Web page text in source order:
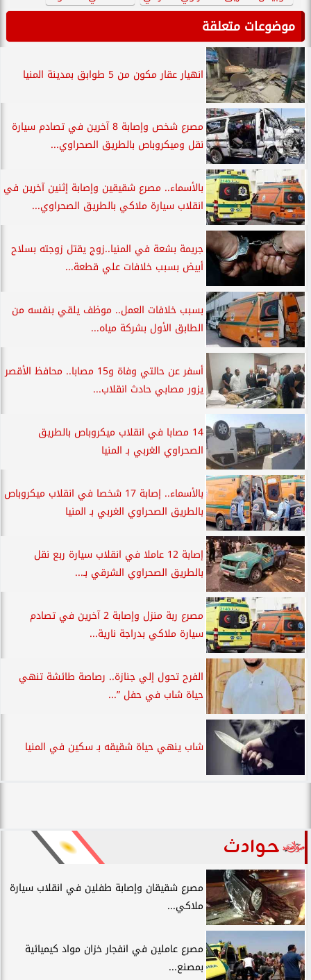
موضوعات متعلقة
انهيار عقار مكون من 5 طوابق بمدينة المنيا
مصرع شخص وإصابة 8 آخرين في تصادم سيارة
نقل وميكروباص بالطريق الصحراوي...
بالأسماء.. مصرع شقيقين وإصابة إثنين آخرين في
انقلاب سيارة ملاكي بالطريق الصحراوي...
جريمة بشعة في المنيا..زوج يقتل زوجته بسلاح
أبيض بسبب خلافات علي قطعة...
بسبب خلافات العمل.. موظف يلقي بنفسه من
الطابق الأول بشركة مياه...
أسفر عن حالتي وفاة و15 مصابا.. محافظ الأقصر
يزور مصابي حادث انقلاب...
14 مصابا في انقلاب ميكروباص بالطريق
الصحراوي الغربي بـ المنيا
بالأسماء.. إصابة 17 شخصا في انقلاب ميكروباص
بالطريق الصحراوي الغربي بـ المنيا
إصابة 12 عاملا في انقلاب سيارة ربع نقل
بالطريق الصحراوي الشرقي بـ...
مصرع ربة منزل وإصابة 2 آخرين في تصادم
سيارة ملاكي بدراجة نارية...
الفرح تحول إلي جنازة.. رصاصة طائشة تنهي
حياة شاب في حفل ”...
شاب ينهي حياة شقيقه بـ سكين في المنيا
حوادث
مصرع شقيقان وإصابة طفلين في انقلاب سيارة
ملاكي...
مصرع عاملين في انفجار خزان مواد كيميائية
بمصنع...